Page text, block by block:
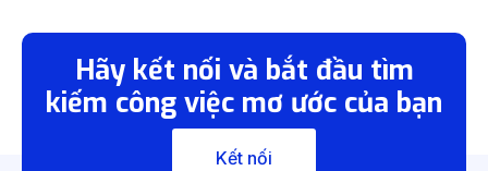
Hãy kết nối và bắt đầu tìm
kiếm công việc mơ ước của bạn
Kết nối